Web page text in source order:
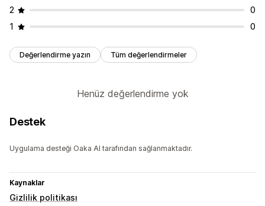
2
0
1
0
Değerlendirme yazın Tüm değerlendirmeler
Henüz değerlendirme yok
Destek
Uygulama desteği Oaka AI tarafından sağlanmaktadır.
Kaynaklar
Gizlilik politikası